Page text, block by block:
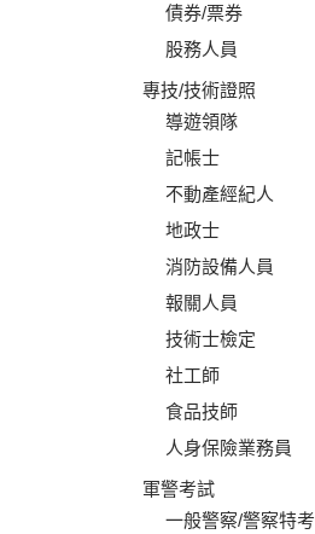
債券/票券
股務人員
專技/技術證照
導遊領隊
記帳士
不動產經紀人
地政士
消防設備人員
報關人員
技術士檢定
社工師
食品技師
人身保險業務員
軍警考試
一般警察/警察特考